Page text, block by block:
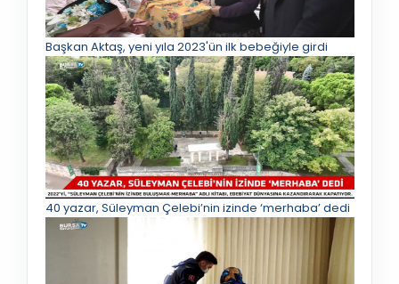
Başkan Aktaş, yeni yıla 2023'ün ilk bebeğiyle girdi
40 yazar, Süleyman Çelebi’nin izinde ‘merhaba’ dedi